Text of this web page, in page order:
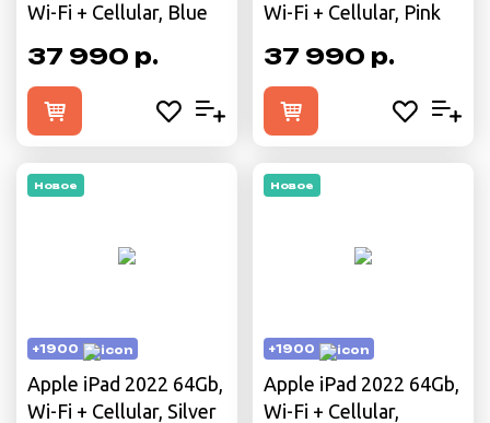
Wi-Fi + Cellular, Blue
37 990 р.
Wi-Fi + Cellular, Pink
37 990 р.
+1900
Новое
Apple iPad 2022 64Gb,
Wi-Fi + Cellular, Silver
+1900
Новое
Apple iPad 2022 64Gb,
Wi-Fi + Cellular,